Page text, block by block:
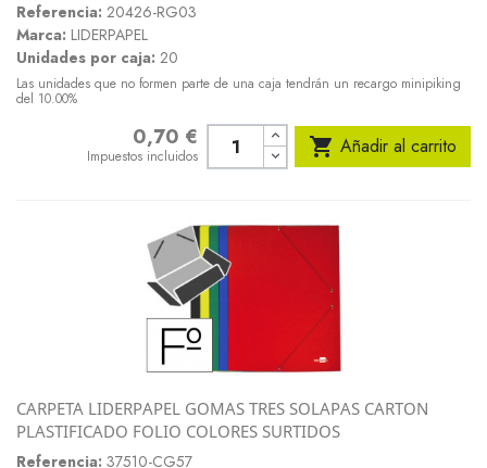
Referencia: 20426-RG03
Marca: LIDERPAPEL
Unidades por caja: 20
Las unidades que no formen parte de una caja tendrán un recargo minipiking
del 10.00%
0,70 €
Impuestos incluidos  Añadir al carrito
CARPETA LIDERPAPEL GOMAS TRES SOLAPAS CARTON
PLASTIFICADO FOLIO COLORES SURTIDOS
Referencia: 37510-CG57